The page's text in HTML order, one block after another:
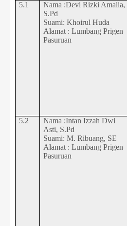
5.1
Nama :Devi Rizki Amalia,
S.Pd
Suami: Khoirul Huda
Alamat : Lumbang Prigen
Pasuruan
5.2
Nama :Intan Izzah Dwi
Asti, S.Pd
Suami: M. Ribuang, SE
Alamat : Lumbang Prigen
Pasuruan